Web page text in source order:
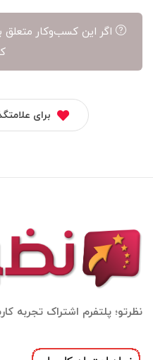
اگر این کسب‌وکار
برای
نظرتو؛ پلتفرم اشتراک تجربه